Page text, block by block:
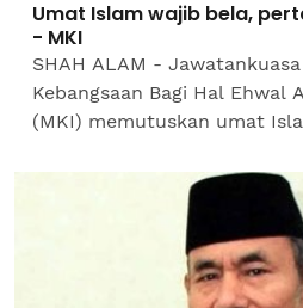
Umat Islam wajib bela,
- MKI
SHAH ALAM -
Kebangsaan Bagi Hal Ehwal
(MKI) memutuskan umat
bentuk kezaliman,...